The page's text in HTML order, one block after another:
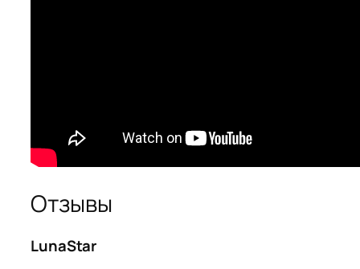
Отзывы
LunaStar